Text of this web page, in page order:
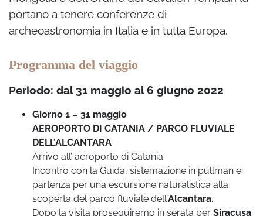
portano a tenere conferenze di
archeoastronomia in Italia e in tutta Europa.
Programma del viaggio
Periodo: dal 31 maggio al 6 giugno 2022
Giorno 1 – 31 maggio
AEROPORTO DI CATANIA / PARCO FLUVIALE
DELL’ALCANTARA
Arrivo all’ aeroporto di Catania.
Incontro con la Guida, sistemazione in pullman e
partenza per una escursione naturalistica alla
scoperta del parco fluviale dell’Alcantara.
Dopo la visita proseguiremo in serata per Siracusa.